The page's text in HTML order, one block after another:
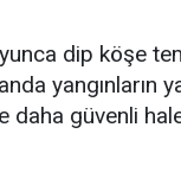
dip köşe
daha güvenli